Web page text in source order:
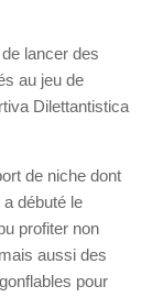
lancer des
au jeu de
Dilettantistica
de niche dont
a débuté le
profiter non
aussi des
pour